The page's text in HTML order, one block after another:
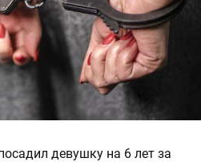
девушку на 6 лет за